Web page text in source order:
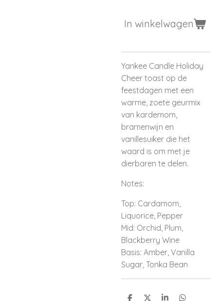
In winkelwagen
Yankee Candle Holiday
Cheer toast op de
feestdagen met een
warme, zoete geurmix
van kardemom,
bramenwijn en
vanillesuiker die het
waard is om met je
dierbaren te delen.
Notes:
Top: Cardamom,
Liquorice, Pepper
Mid: Orchid, Plum,
Blackberry Wine
Basis: Amber, Vanilla
Sugar, Tonka Bean